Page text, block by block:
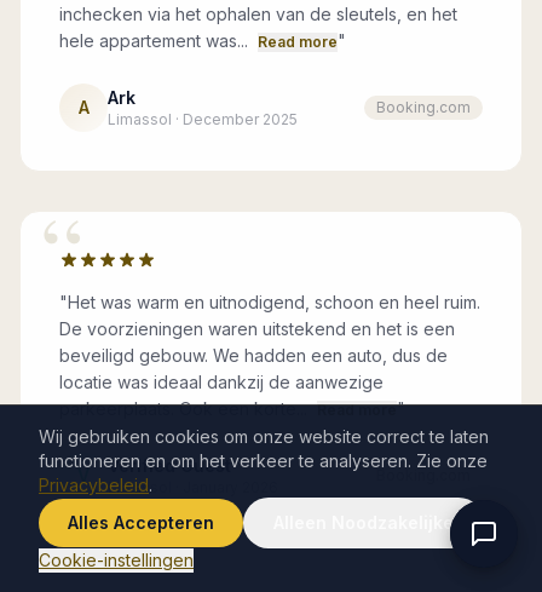
inchecken via het ophalen van de sleutels, en het
hele appartement was...
Read more"
A Ark
Limassol · December 2025
Booking.com
“
"Het was warm en uitnodigend, schoon en heel ruim.
De voorzieningen waren uitstekend en het is een
beveiligd gebouw. We hadden een auto, dus de
locatie was ideaal dankzij de aanwezige
parkeerplaats. Ook een korte... Read more"
Verified Guest
Limassol · January 2026
Wij gebruiken cookies om onze website correct te laten
functioneren en om het verkeer te analyseren. Zie onze
Privacybeleid.
Alles Accepteren
Alleen Noodzakelijke
Cookie-instellingen